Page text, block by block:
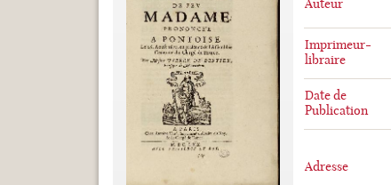
Auteur
Imprimeur-
libraire
Date de
Publication
Adresse